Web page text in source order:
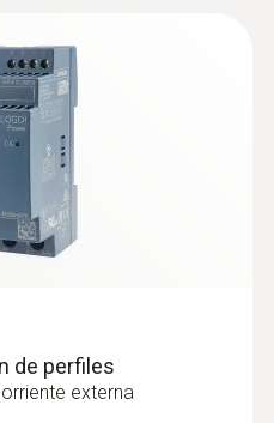
de perfiles
externa